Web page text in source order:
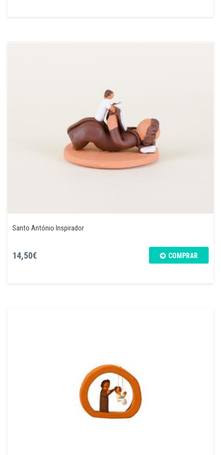
Santo António Inspirador
14,50€ COMPRAR